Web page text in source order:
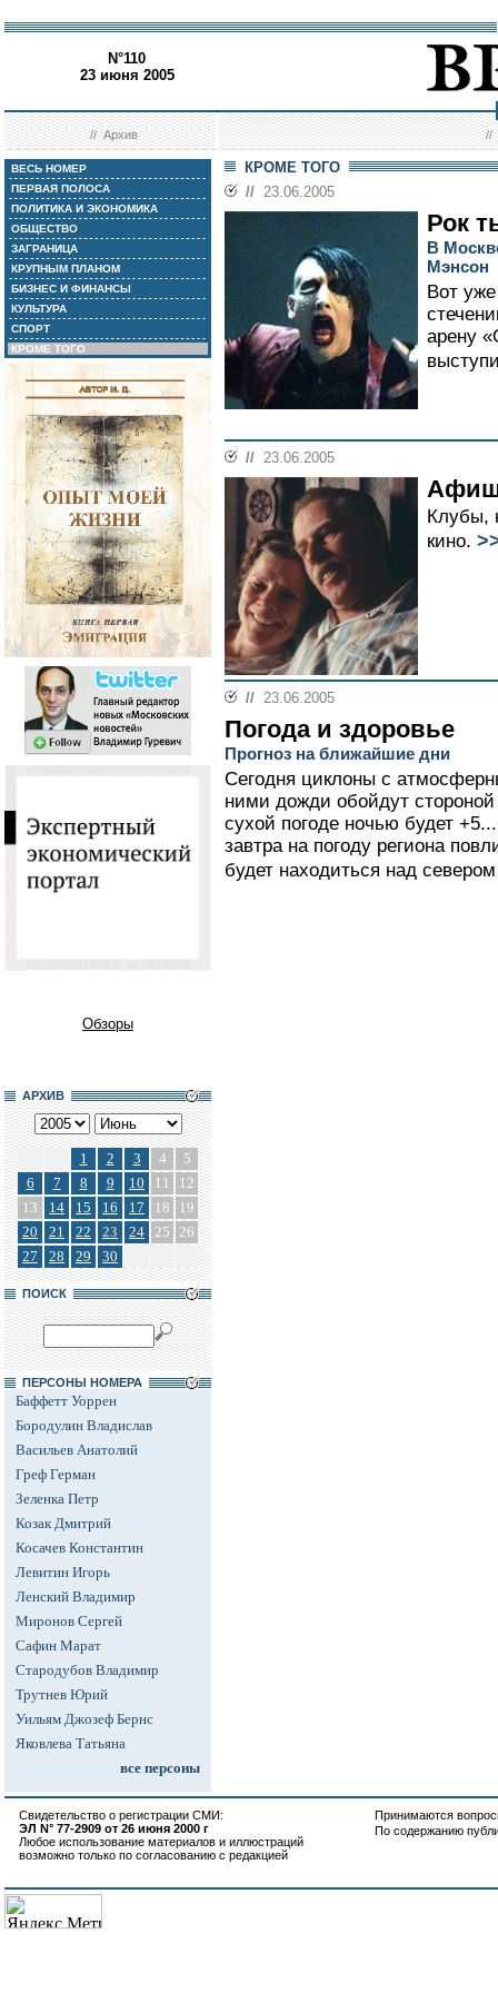
N°110
23 июня 2005
//Архив //
ВЕСЬ НОМЕР
ПЕРВАЯ ПОЛОСА
ПОЛИТИКА И ЭКОНОМИКА
ОБЩЕСТВО
ЗАГРАНИЦА
КРУПНЫМ ПЛАНОМ
БИЗНЕС И ФИНАНСЫ
КУЛЬТУРА
СПОРТ
КРОМЕ ТОГО
Обзоры
АРХИВ
1 2 3 4
5
6
7 8 9 10 11
12
13
14 15 16 17 18
19
20
21 22 23 24 25 26
27
28 29 30
ПОИСК
ПЕРСОНЫ НОМЕРА
Баффетт Уоррен
Бородулин Владислав
Васильев Анатолий
Греф Герман
Зеленка Петр
Козак Дмитрий
Косачев Константин
Левитин Игорь
Ленский Владимир
Миронов Сергей
Сафин Марат
Стародубов Владимир
Трутнев Юрий
Уильям Джозеф Бернс
Яковлева Татьяна
все персоны
КРОМЕ ТОГО
// 23.06.2005
Рок
В
Мэнсон
Вот
арену
// 23.06.2005
Клубы,
кино.
// 23.06.2005
Погода и здоровье
Прогноз на ближайшие дни
Сегодня циклоны с
ними дожди обойдут
сухой погоде ночью будет
завтра на погоду региона
будет находиться над
Свидетельство о регистрации СМИ:
ЭЛ N° 77-2909 от 26 июня 2000 г
Любое использование материалов и иллюстраций
возможно только по согласованию с редакцией
Принимаются
По содержанию